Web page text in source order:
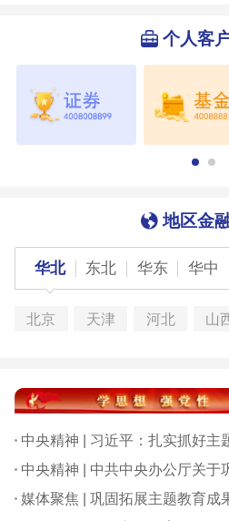
个人客
地区金
华北 东北 华东 华中
北京 天津 河北 山
媒体聚焦 | 巩固拓展主题教育成